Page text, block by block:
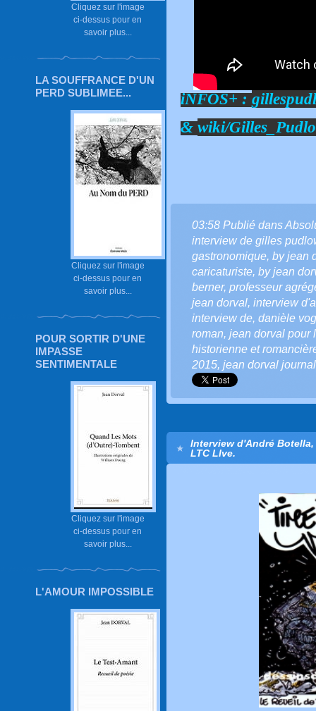
Cliquez sur l'image
ci-dessus pour en
savoir plus...
LA SOUFFRANCE D'UN
PERD SUBLIMEE...
Cliquez sur l'image
ci-dessus pour en
savoir plus...
POUR SORTIR D'UNE
IMPASSE
SENTIMENTALE
Cliquez sur l'image
ci-dessus pour en
savoir plus...
L'AMOUR IMPOSSIBLE
iNFOS+ :
&wiki/
03:58 Publié dans
interview de gilles
gastronomique, by jean
caricaturiste, by jean
berner, professeur
jean dorval, interview
interview de, danièle
roman, jean dorval pour
historienne et
2015, jean dorval
Interview d'André
LTC LIve.